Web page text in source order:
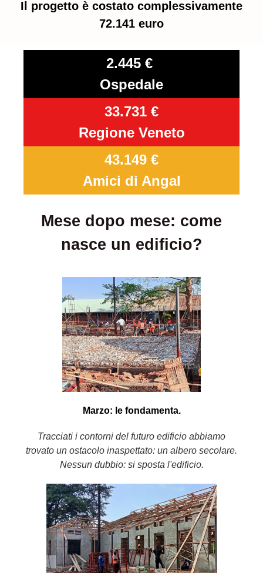
Il progetto è costato complessivamente
72.141 euro
2.445 €
Ospedale
33.731 €
Regione Veneto
43.149 €
Amici di Angal
Mese dopo mese: come
nasce un edificio?
Marzo: le fondamenta.
Tracciati i contorni del futuro edificio abbiamo
trovato un ostacolo inaspettato: un albero secolare.
Nessun dubbio: si sposta l'edificio.